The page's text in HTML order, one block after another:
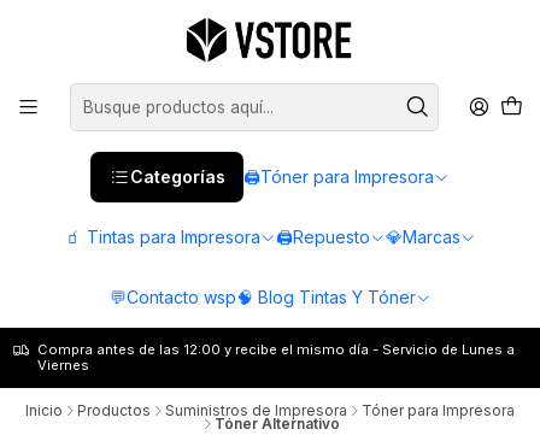
Categorías 🖨️Tóner para Impresora
🧃 Tintas para Impresora 🖨️Repuesto 💎Marcas
💬Contacto wsp🧠 Blog Tintas Y Tóner
Compra antes de las 12:00 y recibe el mismo día - Servicio de Lunes a
Viernes
Inicio Productos Suministros de Impresora Tóner para Impresora
Tóner Alternativo